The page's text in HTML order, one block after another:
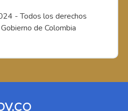
- Todos los derechos
de Colombia